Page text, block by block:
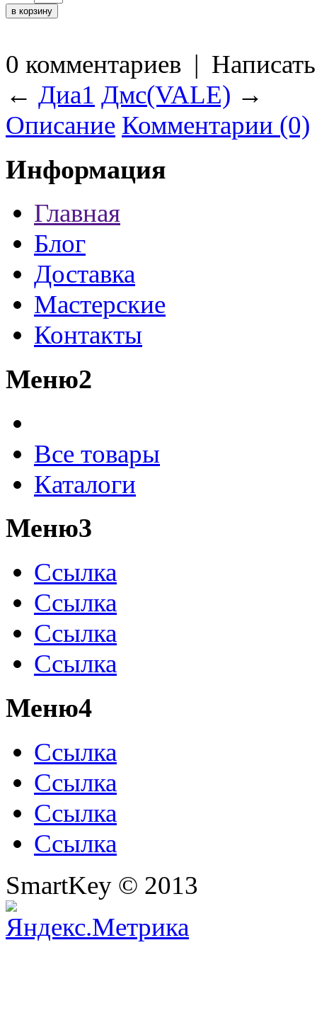
0 комментариев |
← Диа1 Дмс(VALE) →
Описание Комментарии (0)
Информация
Главная
Блог
Доставка
Мастерские
Контакты
Меню2
Все товары
Каталоги
Меню3
Ссылка
Ссылка
Ссылка
Ссылка
Меню4
Ссылка
Ссылка
Ссылка
Ссылка
SmartKey © 2013